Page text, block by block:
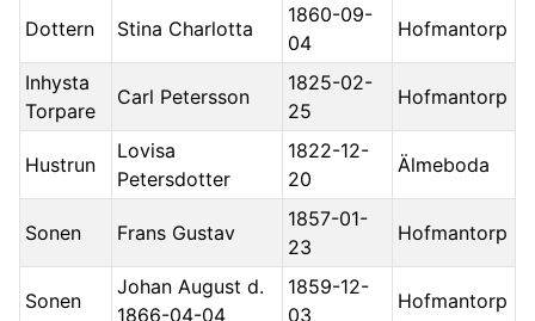
Dottern Stina Charlotta
1860-09-
04
Hofmantorp
Inhysta
Torpare
Carl Petersson
1825-02-
25
Hofmantorp
Hustrun
Lovisa
Petersdotter
1822-12-
20
Älmeboda
Sonen Frans Gustav
1857-01-
23
Hofmantorp
Sonen
Johan August d.
1866-04-04
1859-12-
03
Hofmantorp